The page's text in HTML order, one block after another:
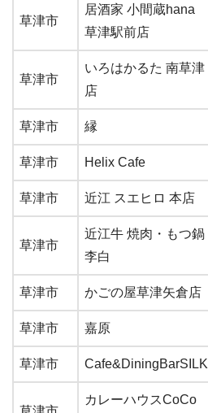
草津市
居酒家 小間蔵hana
草津駅前店
草津市
いろはかるた 南草津
店
草津市 縁
草津市 Helix Cafe
草津市 近江 スエヒロ 本店
草津市
近江牛 焼肉・もつ鍋
李白
草津市 かごの屋草津矢倉店
草津市 嘉原
草津市 Cafe&DiningBarSILK
カレーハウスCoCo